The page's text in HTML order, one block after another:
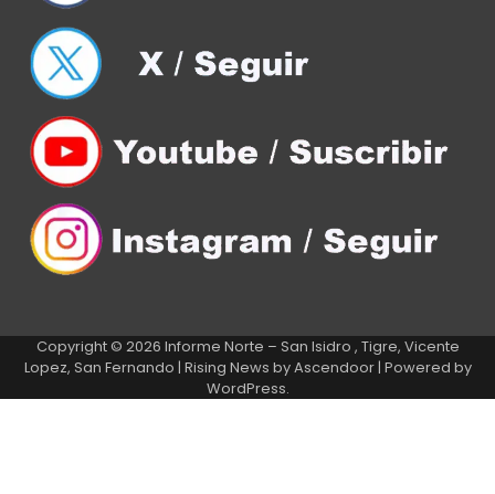
Copyright © 2026 Informe Norte – San Isidro , Tigre, Vicente
Lopez, San Fernando | Rising News byAscendoor| Powered by
WordPress.